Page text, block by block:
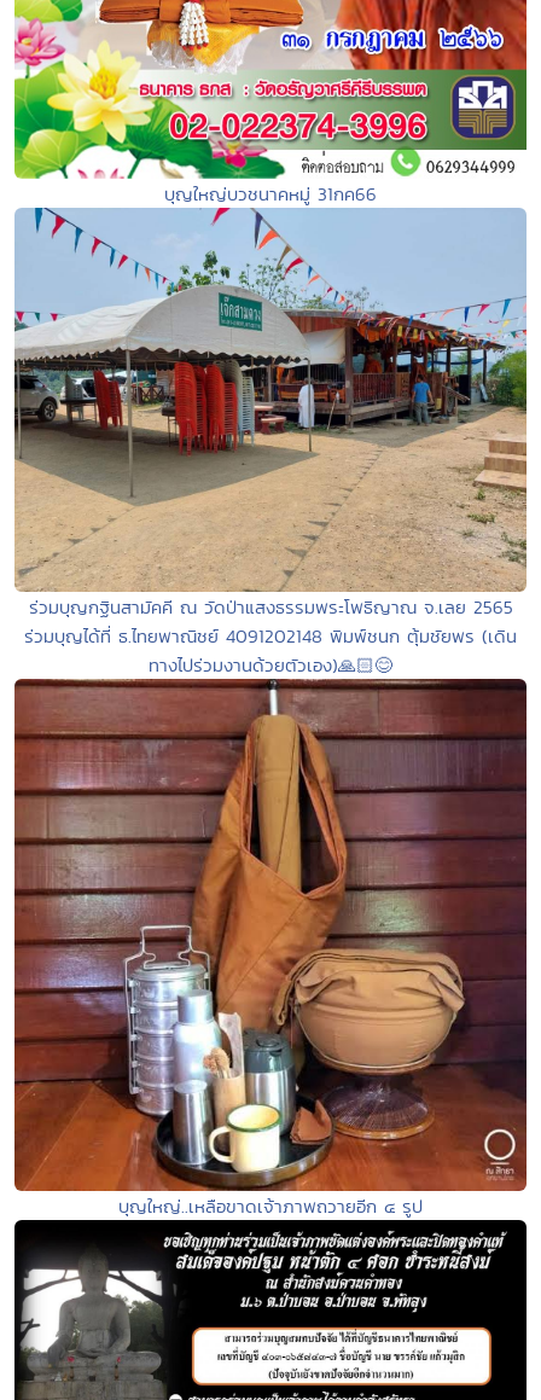
บุญใหญ่บวชนาคหมู่ 31กค66
ร่วมบุญกฐินสามัคคี ณ วัดป่าแสงธรรมพระโพธิญาณ จ.เลย 2565
ร่วมบุญได้ที่ ธ.ไทยพาณิชย์ 4091202148 พิมพ์ชนก ตุ้มชัยพร (เดิน
ทางไปร่วมงานด้วยตัวเอง)🙏🏻😊
บุญใหญ่..เหลือขาดเจ้าภาพถวายอีก ๔ รูป